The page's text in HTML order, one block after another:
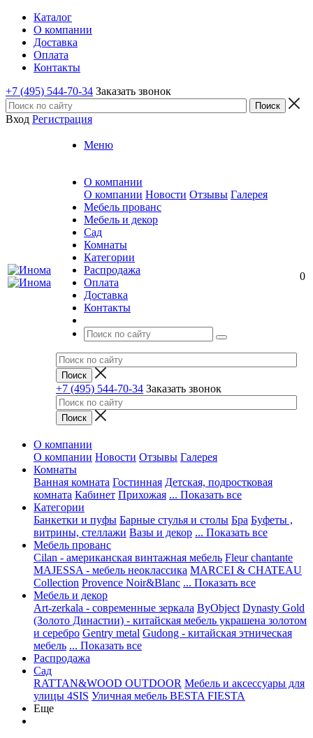
Каталог
О компании
Доставка
Оплата
Контакты
+7 (495) 544-70-34 Заказать звонок
Вход Регистрация
Меню
О компании
О компании Новости Отзывы Галерея
Мебель прованс
Мебель и декор
Сад
Комнаты
Категории
Распродажа
Оплата
Доставка
Контакты
+7 (495) 544-70-34 Заказать звонок
0
О компании
О компании Новости Отзывы Галерея
Комнаты
Ванная комната Гостинная Детская, подростковая
комната Кабинет Прихожая ... Показать все
Категории
Банкетки и пуфы Барные стулья и столы Бра Буфеты ,
витрины, стеллажи Вазы и декор ... Показать все
Мебель прованс
Cilan - американская винтажная мебель Fleur chantante
MAJESSA - мебель неоклассика MARCEI & CHATEAU
Collection Provence Noir&Blanc ... Показать все
Мебель и декор
Art-zerkala - современные зеркала ByObject Dynasty Gold
(Золото Династии) - китайская мебель украшена золотом
и серебро Gentry metal Gudong - китайская этническая
мебель ... Показать все
Распродажа
Сад
RATTAN&WOOD OUTDOOR Мебель и аксессуары для
улицы 4SIS Уличная мебель BESTA FIESTA
Еще